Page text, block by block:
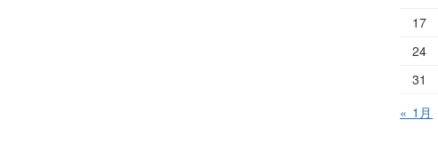
17
24
31
« 1月